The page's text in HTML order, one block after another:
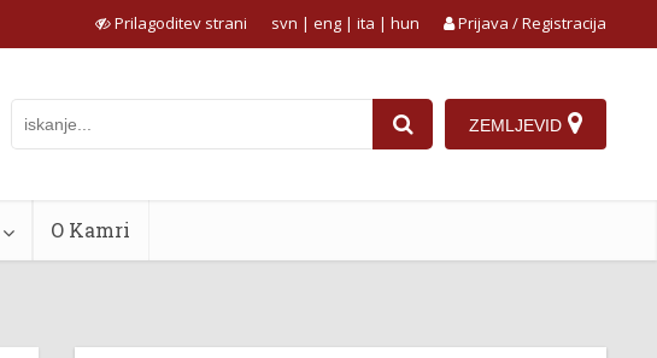
Prilagoditev strani Prijava / Registracija
svn | eng | ita | hun
ZEMLJEVID
O Kamri